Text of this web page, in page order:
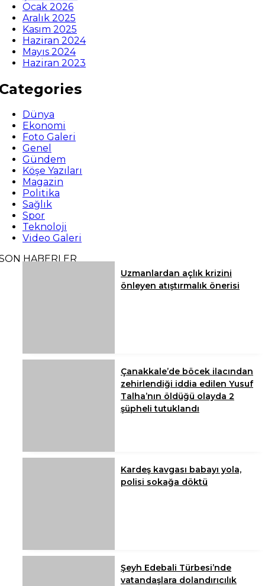
Ocak 2026
Aralık 2025
Kasım 2025
Haziran 2024
Mayıs 2024
Haziran 2023
Dünya
Ekonomi
Foto Galeri
Genel
Gündem
Köşe Yazıları
Magazin
Politika
Sağlık
Spor
Teknoloji
Video Galeri
HABERLER
Uzmanlardan açlık krizini
önleyen atıştırmalık önerisi
Çanakkale’de böcek ilacından
zehirlendiği iddia edilen Yusuf
Talha’nın öldüğü olayda 2
şüpheli tutuklandı
Kardeş kavgası babayı yola,
polisi sokağa döktü
Şeyh Edebali Türbesi’nde
vatandaşlara dolandırıcılık